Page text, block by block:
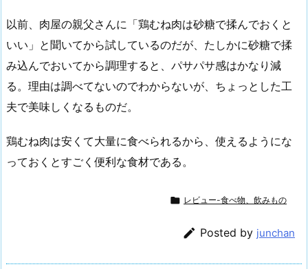
以前、肉屋の親父さんに「鶏むね肉は砂糖で揉んでおくと
いい」と聞いてから試しているのだが、たしかに砂糖で揉
み込んでおいてから調理すると、パサパサ感はかなり減
る。理由は調べてないのでわからないが、ちょっとした工
夫で美味しくなるものだ。
鶏むね肉は安くて大量に食べられるから、使えるようにな
っておくとすごく便利な食材である。
 レビュー-食べ物、飲みもの
 Posted by junchan